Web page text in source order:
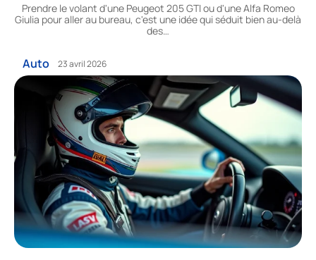
Prendre le volant d'une Peugeot 205 GTI ou d'une Alfa Romeo
Giulia pour aller au bureau, c'est une idée qui séduit bien au-delà
des…
Auto 23 avril 2026